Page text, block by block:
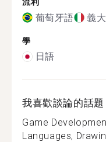
流利
葡萄牙語 義
學
日語
我喜歡談論的話題
Game
Languages,